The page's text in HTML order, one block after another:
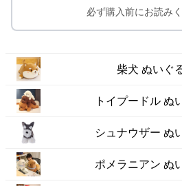
必ず購入前にお読みく
柴犬 ぬいぐ
トイプードル ぬ
シュナウザー ぬ
ポメラニアン ぬ